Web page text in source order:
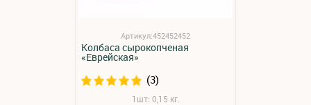
Артикул:452452452
Колбаса сырокопченая
«Еврейская»
(3)
1шт: 0,15 кг.